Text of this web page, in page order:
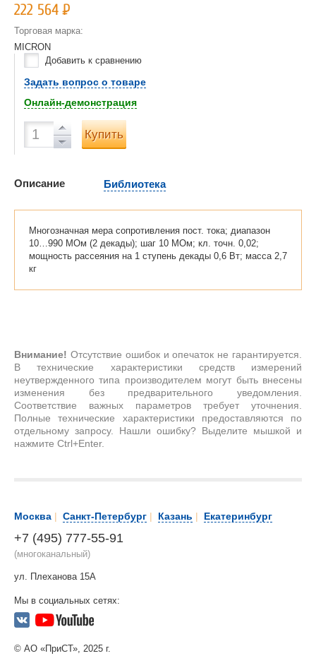
222 564Р
Торговая марка:
MICRON
Добавить к сравнению
Задать вопрос о товаре
Онлайн-демонстрация
Купить
Описание Библиотека
Многозначная мера сопротивления пост. тока; диапазон
10…990 МОм (2 декады); шаг 10 МОм; кл. точн. 0,02;
мощность рассеяния на 1 ступень декады 0,6 Вт; масса 2,7
кг
Внимание! Отсутствие ошибок и опечаток не гарантируется.
В технические характеристики средств измерений
неутвержденного типа производителем могут быть внесены
изменения без предварительного уведомления.
Соответствие важных параметров требует уточнения.
Полные технические характеристики предоставляются по
отдельному запросу. Нашли ошибку? Выделите мышкой и
нажмите Ctrl+Enter.
Москва | Санкт-Петербург | Казань | Екатеринбург
+7 (495) 777-55-91
(многоканальный)
ул. Плеханова 15А
Мы в социальных сетях:
© АО «ПриСТ», 2025 г.